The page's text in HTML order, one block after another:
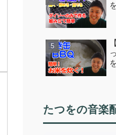
たつをの音楽